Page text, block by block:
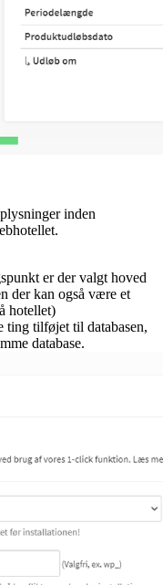
inden
er der valgt hoved
der kan også være et
hotellet)
tilføjet til databasen,
database.